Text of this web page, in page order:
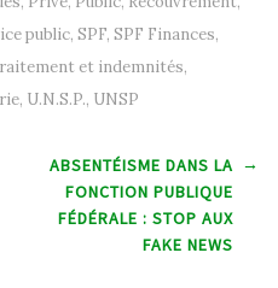
public, SPF, SPF Finances,
et indemnités,
, U.N.S.P., UNSP
ABSENTÉISME DANS LA
FONCTION PUBLIQUE
FÉDÉRALE : STOP AUX
FAKE NEWS
→